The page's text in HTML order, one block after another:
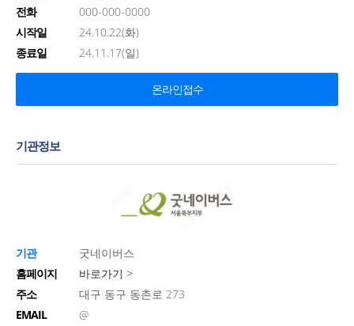
전화
000-000-0000
시작일
24.10.22(화)
종료일
24.11.17(일)
온라인접수
기관정보
기관
굿네이버스
홈페이지
바로가기 >
주소
대구 동구 동촌로 273
EMAIL
@